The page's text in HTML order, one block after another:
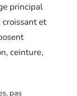
principal
et
ceinture,
pas